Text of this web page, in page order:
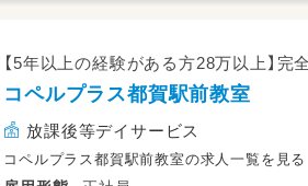
【5年以上の経験がある方28万以上】完
コペルプラス都賀駅前教室
放課後等デイサービス
コペルプラス都賀駅前教室の求人一覧を見る